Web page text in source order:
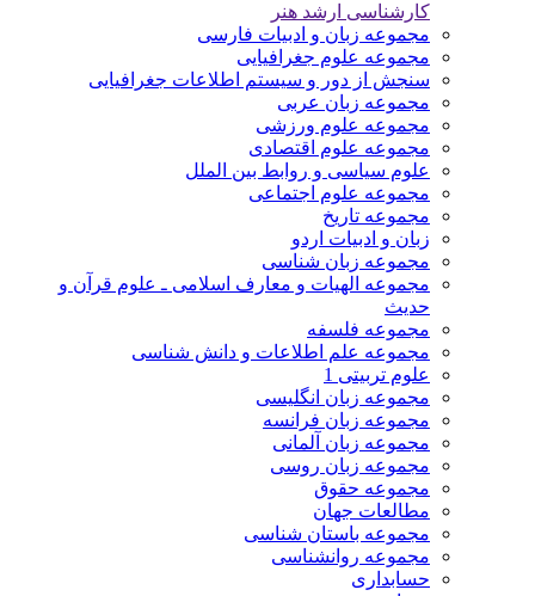
کارشناسی ارشد هنر
مجموعه زبان و ادبیات فارسی
مجموعه علوم جغرافیایی
سنجش از دور و سیستم اطلاعات جغرافیایی
مجموعه زبان عربی
مجموعه علوم ورزشی
مجموعه علوم اقتصادی
علوم سیاسی و روابط بین الملل
مجموعه علوم اجتماعی
مجموعه تاریخ
زبان و ادبیات اردو
مجموعه زبان شناسی
مجموعه الهیات و معارف اسلامی ـ علوم قرآن و
حدیث
مجموعه فلسفه
مجموعه علم اطلاعات و دانش شناسی
علوم تربیتی 1
مجموعه زبان انگلیسی
مجموعه زبان فرانسه
مجموعه زبان آلمانی
مجموعه زبان روسی
مجموعه حقوق
مطالعات جهان
مجموعه باستان شناسی
مجموعه روانشناسی
حسابداری